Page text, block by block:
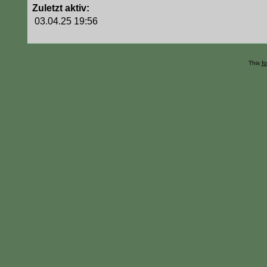
Zuletzt aktiv:
03.04.25 19:56
This